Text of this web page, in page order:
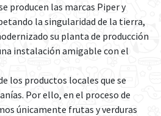
producen las marcas Piper y
la singularidad de la tierra,
su planta de producción
instalación amigable con el
los productos locales que se
Por ello, en el proceso de
únicamente frutas y verduras